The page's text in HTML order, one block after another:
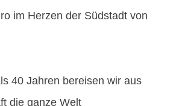
im Herzen der Südstadt von
40 Jahren bereisen wir aus
die ganze Welt